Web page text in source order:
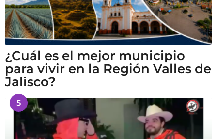
¿Cuál es el mejor municipio
para vivir en la Región Valles de
Jalisco?
5